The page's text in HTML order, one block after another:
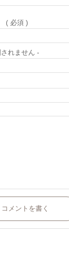
( 必須 )
れません -
コメントを書く